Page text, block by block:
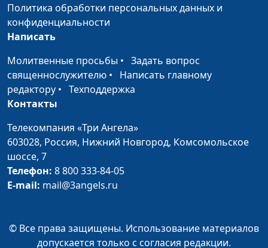
Дети с ОВЗ: проблемы и
их решение
Строим гармоничные
отношения
Анна Богатская,
Как воспитать сына
женщине?
Анна Богатская,
#677
непримиримы?
Мария Вачева,
психолог, семейный
Политика обработки персональных данных и
конфиденциальности
Написать
Молитвенные просьбы • Задать вопрос
священнослужителю • Написать главному
редактору • Техподдержка
Контакты
Телекомпания «Три Ангела»
603028, Россия, Нижний Новгород, Комсомольское
шоссе, 7
Телефон: 8 800 333-84-05
E-mail: mail@3angels.ru
© Все права защищены. Использование материалов
допускается только с согласия редакции.